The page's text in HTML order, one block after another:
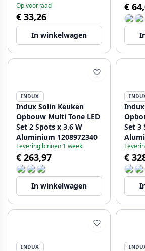
Op voorraad
€ 33,26
In winkelwagen
€
INDUX
Indux Solin Keuken
Opbouw Multi Tone LED
Set 2 Spots x 3.6 W
Aluminium 1208972340
Levering binnen 1 week
€ 263,97
In winkelwagen
Set 3
€
INDUX